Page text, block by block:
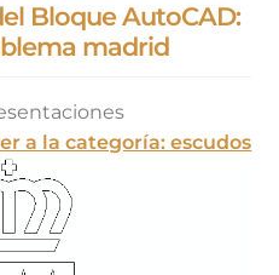
Bloque AutoCAD:
madrid
a la categoría: escudos